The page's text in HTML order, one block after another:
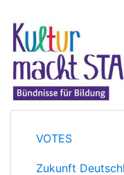
VOTES
Zukunft